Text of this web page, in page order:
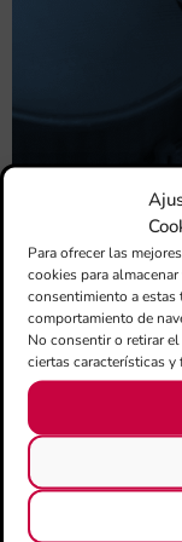
Para ofrecer las
cookies para
consentimiento a
comportamiento de
No consentir o retirar
ciertas características y
S. M.
19 DE
CALLE DEL RÍO,
CENTRO
14 DE
Iglesia de San
SOCIEDAD